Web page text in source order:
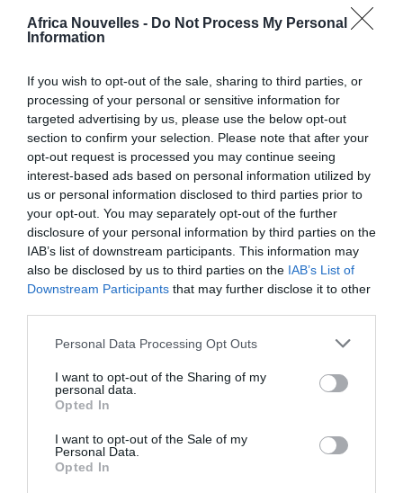
Africa Nouvelles - Do Not Process My Personal
Information
If you wish to opt-out of the sale, sharing to third parties, or
processing of your personal or sensitive information for
targeted advertising by us, please use the below opt-out
section to confirm your selection. Please note that after your
opt-out request is processed you may continue seeing
interest-based ads based on personal information utilized by
us or personal information disclosed to third parties prior to
your opt-out. You may separately opt-out of the further
disclosure of your personal information by third parties on the
IAB’s list of downstream participants. This information may
also be disclosed by us to third parties on the IAB’s List of
Downstream Participants that may further disclose it to other
Personal Data Processing Opt Outs
I want to opt-out of the Sharing of my
personal data.
Opted In
I want to opt-out of the Sale of my
Personal Data.
Opted In
s’est tiré une balle
dans le pied à
janvier, en s’en prenant
physiquement à son entraîneur Roberto Mancini
après une gueulante du technicien italien.
Le point de départ: un tacle rugueux de l’attaquant sur
un coéquipier (il s’agirait de Scott Sinclair). Mancini
est alors sorti de ses gonds et est venu pester
auprès de son joueur. Irrité, l’international transalpin a
grimacé puis le ton est monté entre les deux
hommes.
Sous les yeux du reste de l’équipe, Roberto Mancini,
hors de lui, a commencé à empoigner Mario Balotelli.
Excédé, ce dernier a agrippé à son tour son coach. Ils
staff. Et si l’entraîneur a eu la première réaction